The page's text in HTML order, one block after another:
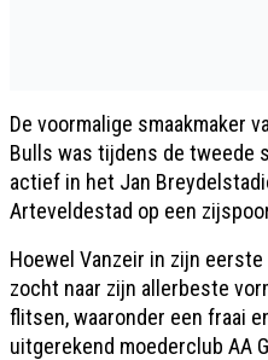
De voormalige smaakmaker
Bulls was tijdens de tweede
actief in het Jan
Arteveldestad op een
Hoewel Vanzeir in zijn
zocht naar zijn allerbeste
flitsen, waaronder een fraai
uitgerekend moederclub AA